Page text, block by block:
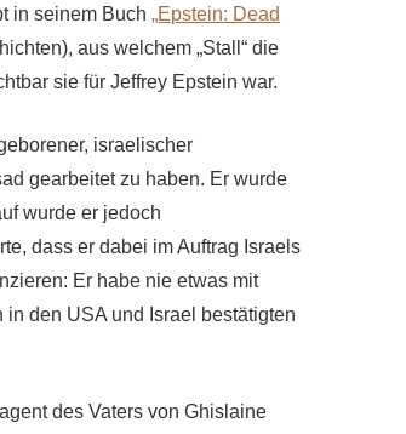
in seinem Buch„Epstein: Dead
aus welchem „Stall“ die
sie für Jeffrey Epstein war.
israelischer
gearbeitet zu haben. Er wurde
wurde er jedoch
dass er dabei im Auftrag Israels
Er habe nie etwas mit
den USA und Israel bestätigten
des Vaters von Ghislaine